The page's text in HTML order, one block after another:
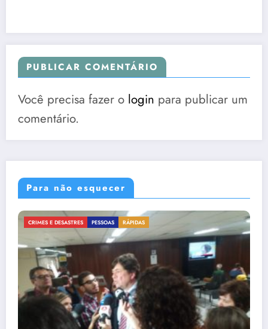
PUBLICAR COMENTÁRIO
Você precisa fazer o login para publicar um
comentário.
Para não esquecer
GOVERNANÇA
#Elenão deve
humanidade?